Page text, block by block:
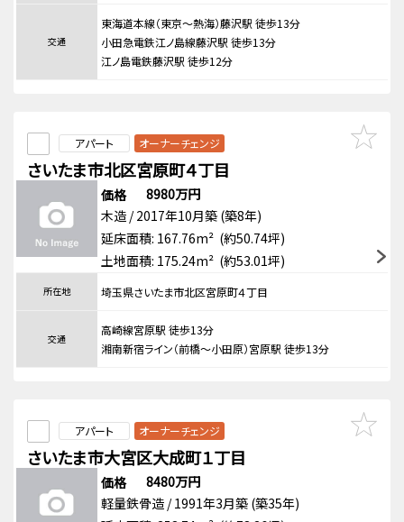
交通
東海道本線（東京～熱海）藤沢駅 徒歩13分
小田急電鉄江ノ島線藤沢駅 徒歩13分
江ノ島電鉄藤沢駅 徒歩12分
アパート オーナーチェンジ
さいたま市北区宮原町４丁目
価格
8980万円
木造 / 2017年10月築 (築8年)
延床面積: 167.76m² (約50.74坪)
土地面積: 175.24m² (約53.01坪)
所在地 埼玉県さいたま市北区宮原町４丁目
交通
高崎線宮原駅 徒歩13分
湘南新宿ライン（前橋～小田原）宮原駅 徒歩13分
アパート オーナーチェンジ
さいたま市大宮区大成町１丁目
価格
8480万円
軽量鉄骨造 / 1991年3月築 (築35年)